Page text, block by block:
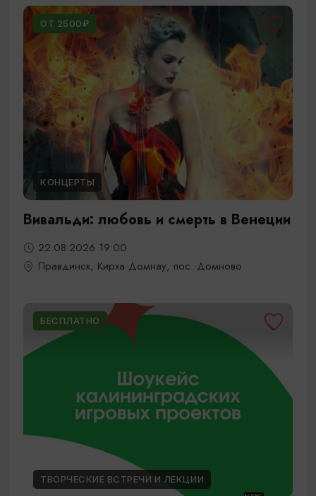
ОТ 2500₽
КОНЦЕРТЫ
Вивальди: любовь и смерть в Венеции
22.08.2026 19:00
Правдинск, Кирха Домнау, пос. Домново
БЕСПЛАТНО
ТВОРЧЕСКИЕ ВСТРЕЧИ И ЛЕКЦИИ